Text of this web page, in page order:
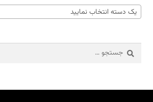
یک دسته انتخاب نمایید
جستجو
برای: